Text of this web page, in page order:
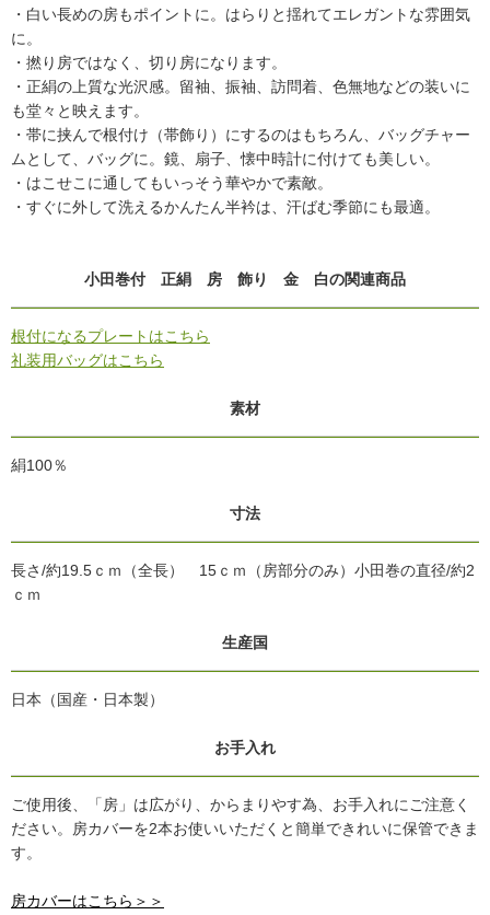
・白い長めの房もポイントに。はらりと揺れてエレガントな雰囲気
に。
・撚り房ではなく、切り房になります。
・正絹の上質な光沢感。留袖、振袖、訪問着、色無地などの装いに
も堂々と映えます。
・帯に挟んで根付け（帯飾り）にするのはもちろん、バッグチャー
ムとして、バッグに。鏡、扇子、懐中時計に付けても美しい。
・はこせこに通してもいっそう華やかで素敵。
・すぐに外して洗えるかんたん半衿は、汗ばむ季節にも最適。
小田巻付 正絹 房 飾り 金 白の関連商品
根付になるプレートはこちら
礼装用バッグはこちら
素材
絹100％
寸法
長さ/約19.5ｃｍ（全長） 15ｃｍ（房部分のみ）小田巻の直径/約2
ｃｍ
生産国
日本（国産・日本製）
お手入れ
ご使用後、「房」は広がり、からまりやす為、お手入れにご注意く
ださい。房カバーを2本お使いいただくと簡単できれいに保管できま
す。
房カバーはこちら＞＞